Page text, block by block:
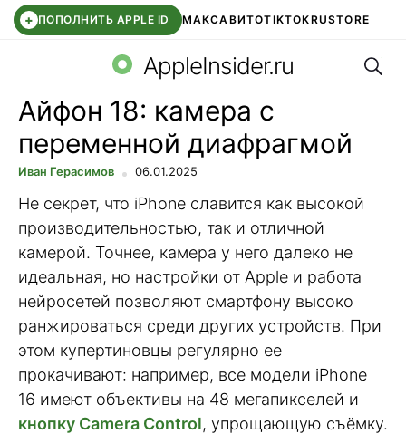
+ ПОПОЛНИТЬ APPLE ID МАКСАВИТОTIKTOKRUSTORE
WB КЛУБIOS 26.6 APPLE ID
AppleInsider.ru
Айфон 18: камера с
переменной диафрагмой
Иван Герасимов 06.01.2025
Не секрет, что iPhone славится как высокой
производительностью, так и отличной
камерой. Точнее, камера у него далеко не
идеальная, но настройки от Apple и работа
нейросетей позволяют смартфону высоко
ранжироваться среди других устройств. При
этом купертиновцы регулярно ее
прокачивают: например, все модели iPhone
16 имеют объективы на 48 мегапикселей и
кнопку Camera Control, упрощающую съёмку.